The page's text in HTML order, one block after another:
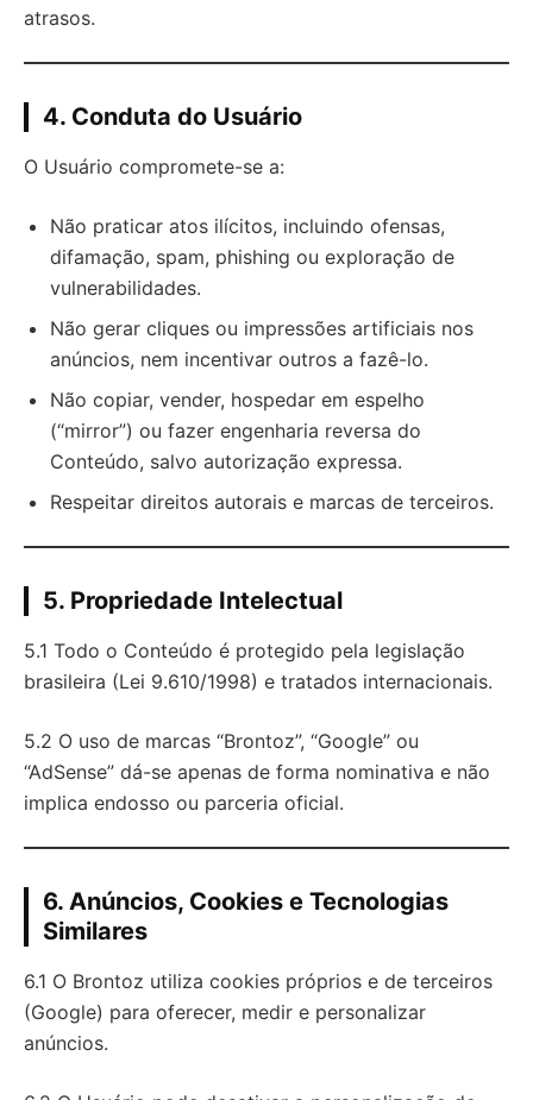
atrasos.
4. Conduta do Usuário
O Usuário compromete-se a:
Não praticar atos ilícitos, incluindo ofensas,
difamação, spam, phishing ou exploração de
vulnerabilidades.
Não gerar cliques ou impressões artificiais nos
anúncios, nem incentivar outros a fazê-lo.
Não copiar, vender, hospedar em espelho
(“mirror”) ou fazer engenharia reversa do
Conteúdo, salvo autorização expressa.
Respeitar direitos autorais e marcas de terceiros.
5. Propriedade Intelectual
5.1 Todo o Conteúdo é protegido pela legislação
brasileira (Lei 9.610/1998) e tratados internacionais.
5.2 O uso de marcas “Brontoz”, “Google” ou
“AdSense” dá-se apenas de forma nominativa e não
implica endosso ou parceria oficial.
6. Anúncios, Cookies e Tecnologias
Similares
6.1 O Brontoz utiliza cookies próprios e de terceiros
(Google) para oferecer, medir e personalizar
anúncios.